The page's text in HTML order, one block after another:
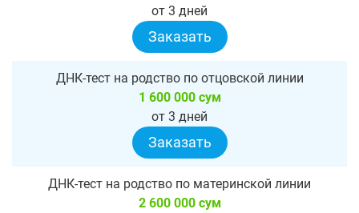
от 3 дней
Заказать
ДНК-тест на родство по отцовской линии
1 600 000 сум
от 3 дней
Заказать
ДНК-тест на родство по материнской линии
2 600 000 сум